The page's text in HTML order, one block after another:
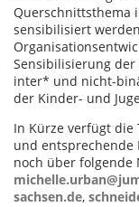
Querschnittsthema
sensibilisiert
Sensibilisierung
inter* und nicht-
der Kinder- und
In Kürze verfügt die
und entsprechende
noch über folgende
sachsen.de,